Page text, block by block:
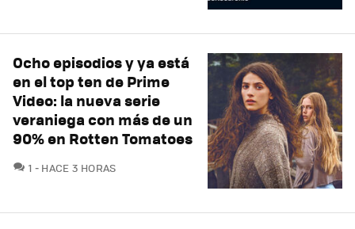
Ocho episodios y ya está
en el top ten de Prime
Video: la nueva serie
veraniega con más de un
90% en Rotten Tomatoes
1 COMENTARIOS
HACE 3 HORAS